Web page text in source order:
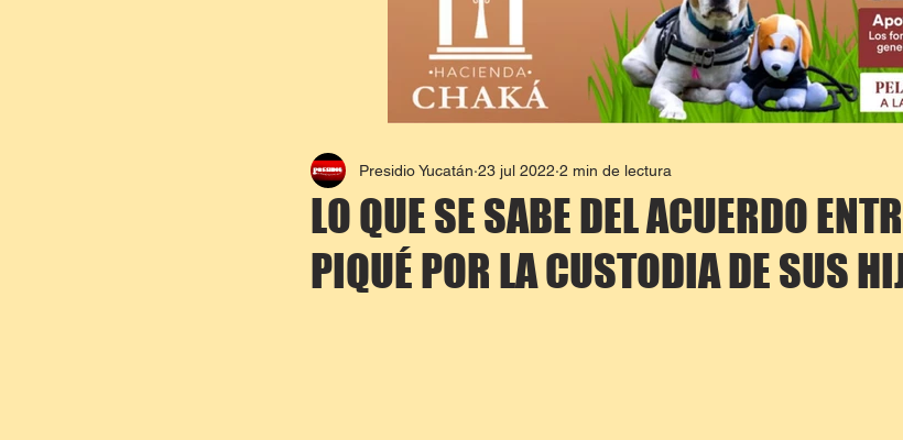
LO QUE SE SABE DEL ACUERDO
PIQUÉ POR LA CUSTODIA DE SUS
Presidio Yucatán 23 jul 2022 2 min de lectura